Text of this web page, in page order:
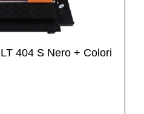
404 S Nero + Colori